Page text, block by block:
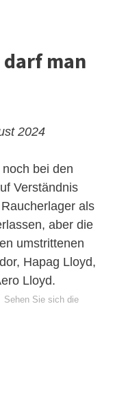
man
2024
bei den
Verständnis
als
aber die
umstrittenen
Hapag Lloyd,
Lloyd.
Sehen Sie sich die